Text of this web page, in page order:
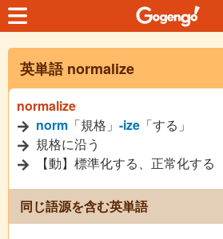
英単語 normalize
normalize
norm 「規格」 -ize 「する」
規格に沿う
【動】標準化する、正常化する
同じ語源を含む英単語